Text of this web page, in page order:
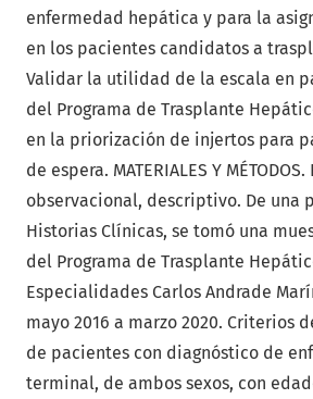
enfermedad hepática y para la
en los pacientes candidatos a
Validar la utilidad de la escala en
del Programa de Trasplante
en la priorización de injertos para
de espera. MATERIALES Y
observacional, descriptivo. De una
Historias Clínicas, se tomó una
del Programa de Trasplante
Especialidades Carlos Andrade
mayo 2016 a marzo 2020. Criterios
de pacientes con diagnóstico de
terminal, de ambos sexos, con